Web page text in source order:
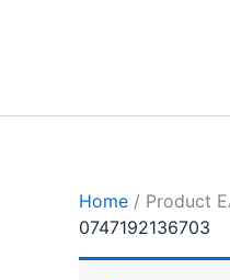
Home / Product
0747192136703